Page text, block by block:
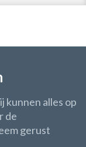
kunnen alles op
de
gerust